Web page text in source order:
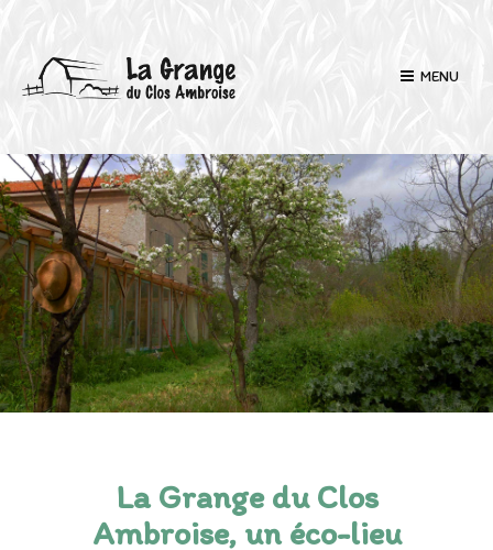
MENU
L
’
A
S
S
O
C
I
A
T
La Grange du Clos
Ambroise, un éco-lieu